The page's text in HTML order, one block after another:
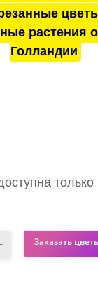
растения
Голландии
только
Заказать